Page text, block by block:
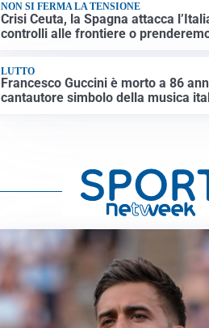
NON SI FERMA LA TENSIONE
Crisi Ceuta, la Spagna attacca
controlli alle frontiere o
LUTTO
Francesco Guccini è morto a 86
cantautore simbolo della musica